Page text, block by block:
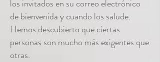
los invitados en su correo electrónico
de bienvenida y cuando los salude.
Hemos descubierto que ciertas
personas son mucho más exigentes que
otras.